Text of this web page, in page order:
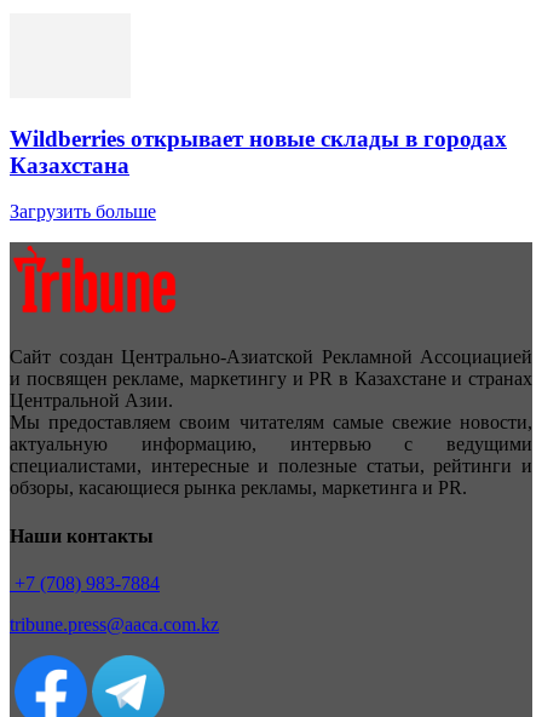
Wildberries открывает новые склады в городах
Казахстана
Загрузить больше
Сайт создан Центрально-Азиатской Рекламной Ассоциацией
и посвящен рекламе, маркетингу и PR в Казахстане и странах
Центральной Азии.
Мы предоставляем своим читателям самые свежие новости,
актуальную информацию, интервью с ведущими
специалистами, интересные и полезные статьи, рейтинги и
обзоры, касающиеся рынка рекламы, маркетинга и PR.
Наши контакты
+7 (708) 983-7884
tribune.press@aaca.com.kz